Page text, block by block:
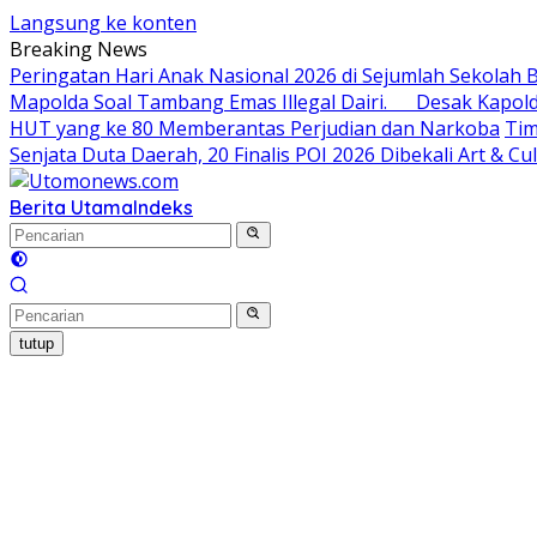
Langsung ke konten
Breaking News
Peringatan Hari Anak Nasional 2026 di Sejumlah Sekolah
Mapolda Soal Tambang Emas Illegal Dairi. Desak
HUT yang ke 80 Memberantas Perjudian dan Narkoba
Senjata Duta Daerah, 20 Finalis POI 2026 Dibekali Art &
Berita UtamaIndeks
tutup